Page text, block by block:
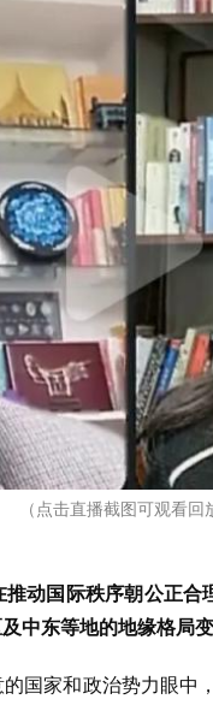
（点击直播截图可观看回
动国际秩序朝公正
中东等地的地缘格局
国家和政治势力眼中